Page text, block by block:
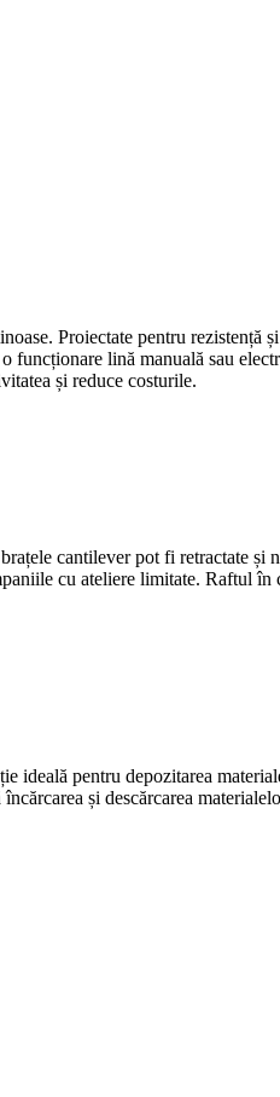
Proiectate pentru rezistență
lină manuală sau
și reduce costurile.
cantilever pot fi retractate și
cu ateliere limitate. Raftul în
ideală pentru depozitarea
și descărcarea